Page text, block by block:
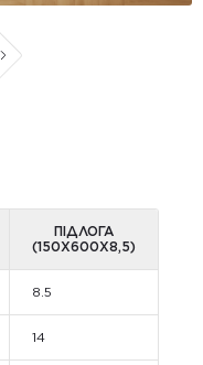
ПІДЛОГА
(150Х600Х8,5)
8.5
14